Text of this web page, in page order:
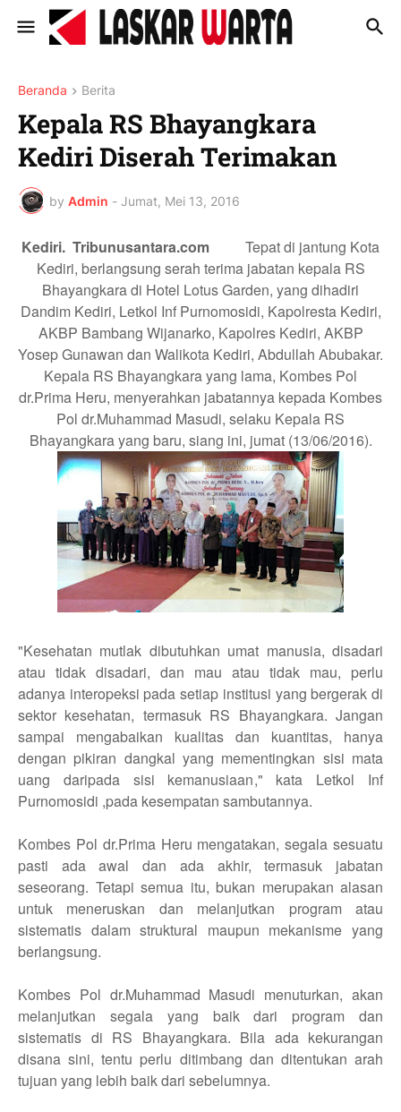
Beranda Berita
Kepala RS Bhayangkara
Kediri Diserah Terimakan
by Admin - Jumat, Mei 13, 2016
Kediri. Tribunusantara.com Tepat di jantung Kota
Kediri, berlangsung serah terima jabatan kepala RS
Bhayangkara di Hotel Lotus Garden, yang dihadiri
Dandim Kediri, Letkol Inf Purnomosidi, Kapolresta Kediri,
AKBP Bambang Wijanarko, Kapolres Kediri, AKBP
Yosep Gunawan dan Walikota Kediri, Abdullah Abubakar.
Kepala RS Bhayangkara yang lama, Kombes Pol
dr.Prima Heru, menyerahkan jabatannya kepada Kombes
Pol dr.Muhammad Masudi, selaku Kepala RS
Bhayangkara yang baru, siang ini, jumat (13/06/2016).
"Kesehatan mutlak dibutuhkan umat manusia, disadari
atau tidak disadari, dan mau atau tidak mau, perlu
adanya interopeksi pada setiap institusi yang bergerak di
sektor kesehatan, termasuk RS Bhayangkara. Jangan
sampai mengabaikan kualitas dan kuantitas, hanya
dengan pikiran dangkal yang mementingkan sisi mata
uang daripada sisi kemanusiaan," kata Letkol Inf
Purnomosidi ,pada kesempatan sambutannya.
Kombes Pol dr.Prima Heru mengatakan, segala sesuatu
pasti ada awal dan ada akhir, termasuk jabatan
seseorang. Tetapi semua itu, bukan merupakan alasan
untuk meneruskan dan melanjutkan program atau
sistematis dalam struktural maupun mekanisme yang
berlangsung.
Kombes Pol dr.Muhammad Masudi menuturkan, akan
melanjutkan segala yang baik dari program dan
sistematis di RS Bhayangkara. Bila ada kekurangan
disana sini, tentu perlu ditimbang dan ditentukan arah
tujuan yang lebih baik dari sebelumnya.